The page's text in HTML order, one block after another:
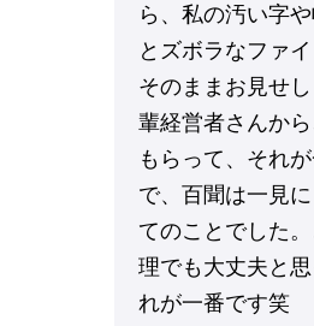
ら、私の汚い字
とズボラなファ
そのままお見せ
輩経営者さんか
もらって、それ
で、百聞は一見
てのことでした
理でも大丈夫と
れが一番です笑